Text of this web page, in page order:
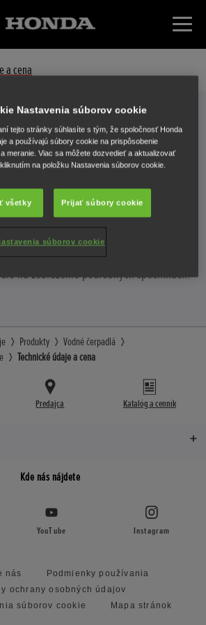
a cena
Technické údaje a cena
NA VAŠE VODNÉ
ČERPADLO
na zobrazenie podrobných špecifikácií.
Produkty
Vodné čerpadlá
Technické údaje a cena
Predajca Katalóg a cenník
Kde nás nájdete
YouTube Instagram
nás
Podmienky používania
ochrany osobných údajov
súborov cookie
Mapa stránok
Nastavenia súborov cookie
tejto stránky súhlasíte s tým, že spoločnosť Honda
a používajú súbory cookie na prispôsobenie
meranie. Viac sa môžete dozvedieť a aktualizovať
na položku Nastavenia súborov cookie.
všetky Prijať súbory cookie
súborov cookie